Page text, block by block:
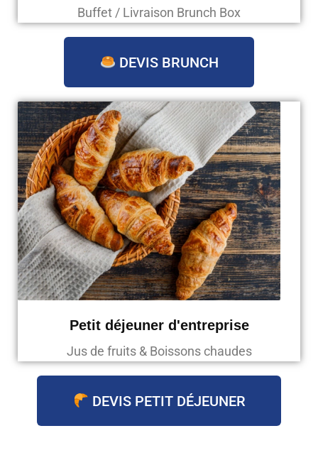
Buffet / Livraison Brunch Box
DEVIS BRUNCH
Petit déjeuner d'entreprise
Jus de fruits & Boissons chaudes
DEVIS PETIT DÉJEUNER